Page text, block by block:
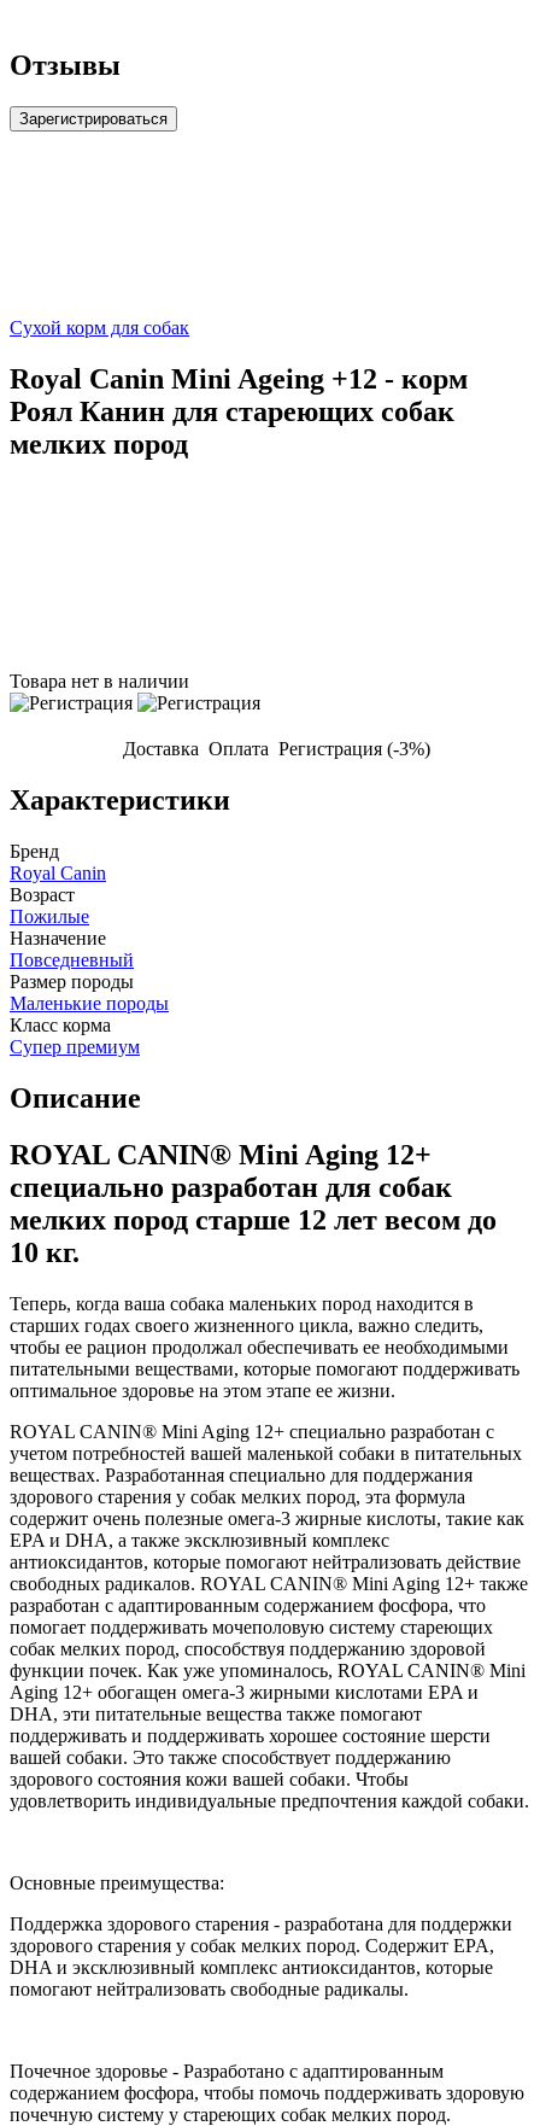
Отзывы
Зарегистрироваться
Сухой корм для собак
Royal Canin Mini Ageing +12 - корм
Роял Канин для стареющих собак
мелких пород
Товара нет в наличии
Доставка Оплата Регистрация (-3%)
Характеристики
Бренд
Royal Canin
Возраст
Пожилые
Назначение
Повседневный
Размер породы
Маленькие породы
Класс корма
Супер премиум
Описание
ROYAL CANIN® Mini Aging 12+
специально разработан для собак
мелких пород старше 12 лет весом до
10 кг.
Теперь, когда ваша собака маленьких пород находится в
старших годах своего жизненного цикла, важно следить,
чтобы ее рацион продолжал обеспечивать ее необходимыми
питательными веществами, которые помогают поддерживать
оптимальное здоровье на этом этапе ее жизни.
ROYAL CANIN® Mini Aging 12+ специально разработан с
учетом потребностей вашей маленькой собаки в питательных
веществах. Разработанная специально для поддержания
здорового старения у собак мелких пород, эта формула
содержит очень полезные омега-3 жирные кислоты, такие как
EPA и DHA, а также эксклюзивный комплекс
антиоксидантов, которые помогают нейтрализовать действие
свободных радикалов. ROYAL CANIN® Mini Aging 12+ также
разработан с адаптированным содержанием фосфора, что
помогает поддерживать мочеполовую систему стареющих
собак мелких пород, способствуя поддержанию здоровой
функции почек. Как уже упоминалось, ROYAL CANIN® Mini
Aging 12+ обогащен омега-3 жирными кислотами EPA и
DHA, эти питательные вещества также помогают
поддерживать и поддерживать хорошее состояние шерсти
вашей собаки. Это также способствует поддержанию
здорового состояния кожи вашей собаки. Чтобы
удовлетворить индивидуальные предпочтения каждой собаки.
Основные преимущества:
Поддержка здорового старения - разработана для поддержки
здорового старения у собак мелких пород. Содержит EPA,
DHA и эксклюзивный комплекс антиоксидантов, которые
помогают нейтрализовать свободные радикалы.
Почечное здоровье - Разработано с адаптированным
содержанием фосфора, чтобы помочь поддерживать здоровую
почечную систему у стареющих собак мелких пород.